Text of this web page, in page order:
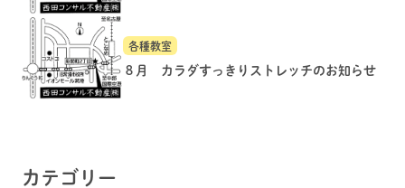
各種教室
８月 カラダすっきりストレッチのお知らせ
カテゴリー